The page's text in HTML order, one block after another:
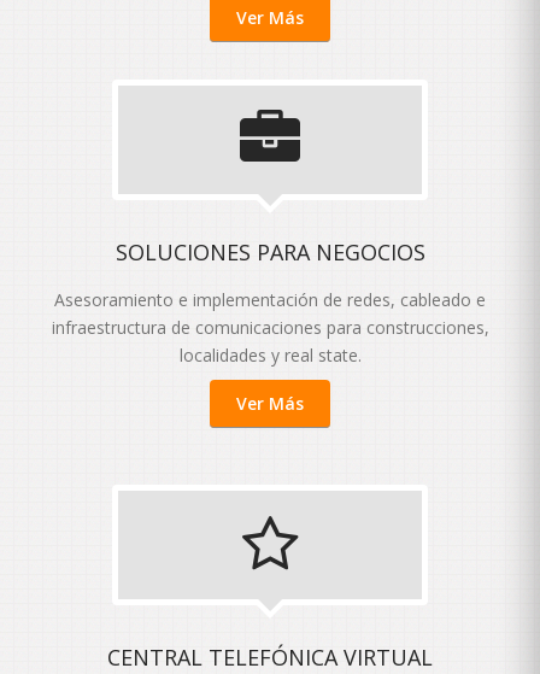
Ver Más
SOLUCIONES PARA NEGOCIOS
Asesoramiento e implementación de redes, cableado e
infraestructura de comunicaciones para construcciones,
localidades y real state.
Ver Más
CENTRAL TELEFÓNICA VIRTUAL